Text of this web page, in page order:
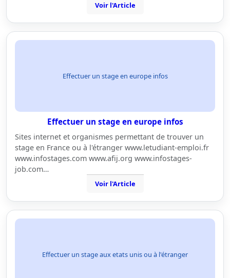
Voir l'Article
Effectuer un stage en europe infos
Effectuer un stage en europe infos
Sites internet et organismes permettant de trouver un
stage en France ou à l'étranger www.letudiant-emploi.fr
www.infostages.com www.afij.org www.infostages-
job.com…
Voir l'Article
Effectuer un stage aux etats unis ou à l'étranger